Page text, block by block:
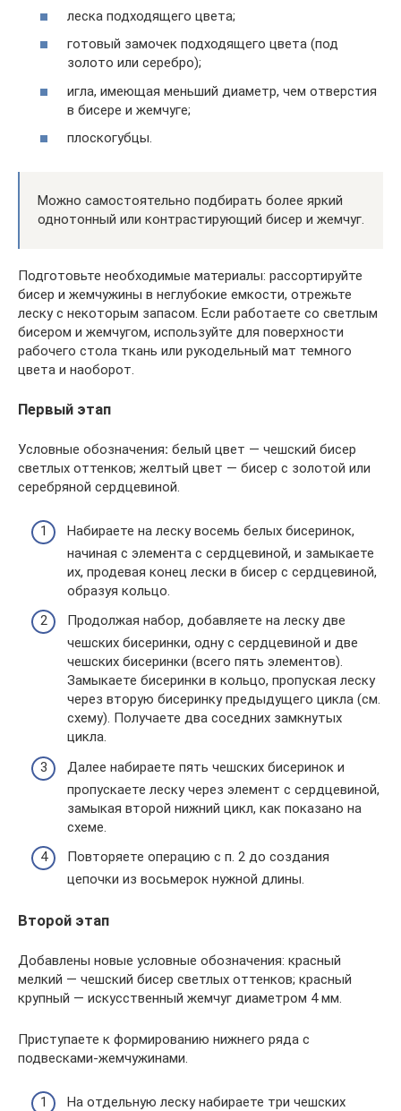
леска подходящего цвета;
готовый замочек подходящего цвета (под
золото или серебро);
игла, имеющая меньший диаметр, чем отверстия
в бисере и жемчуге;
плоскогубцы.
Можно самостоятельно подбирать более яркий
однотонный или контрастирующий бисер и жемчуг.
Подготовьте необходимые материалы: рассортируйте
бисер и жемчужины в неглубокие емкости, отрежьте
леску с некоторым запасом. Если работаете со светлым
бисером и жемчугом, используйте для поверхности
рабочего стола ткань или рукодельный мат темного
цвета и наоборот.
Первый этап
Условные обозначения: белый цвет — чешский бисер
светлых оттенков; желтый цвет — бисер с золотой или
серебряной сердцевиной.
Набираете на леску восемь белых бисеринок,
начиная с элемента с сердцевиной, и замыкаете
их, продевая конец лески в бисер с сердцевиной,
образуя кольцо.
Продолжая набор, добавляете на леску две
чешских бисеринки, одну с сердцевиной и две
чешских бисеринки (всего пять элементов).
Замыкаете бисеринки в кольцо, пропуская леску
через вторую бисеринку предыдущего цикла (см.
схему). Получаете два соседних замкнутых
цикла.
Далее набираете пять чешских бисеринок и
пропускаете леску через элемент с сердцевиной,
замыкая второй нижний цикл, как показано на
схеме.
Повторяете операцию с п. 2 до создания
цепочки из восьмерок нужной длины.
Второй этап
Добавлены новые условные обозначения: красный
мелкий — чешский бисер светлых оттенков; красный
крупный — искусственный жемчуг диаметром 4 мм.
Приступаете к формированию нижнего ряда с
подвесками-жемчужинами.
На отдельную леску набираете три чешских